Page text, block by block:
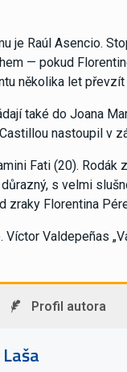
je Raúl Asencio.
— pokud
několika let
také do Joana
nastoupil v
Fati (20).
s velmi
zraky Florentina
Víctor Valdepeñas
Profil autora
Laša